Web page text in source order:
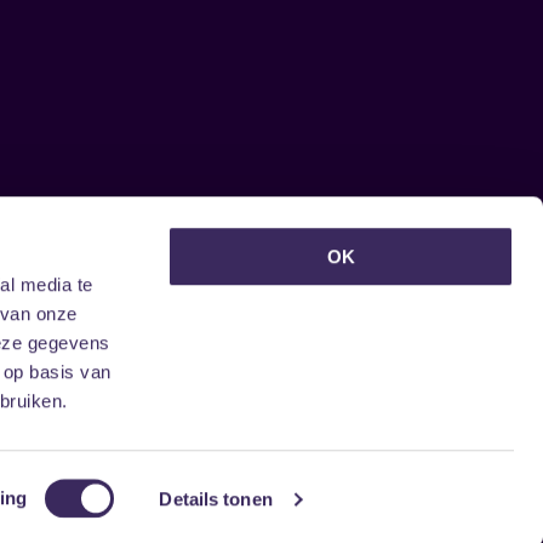
media te
onze
gegevens
basis van
Details tonen
OK
ontvangen?